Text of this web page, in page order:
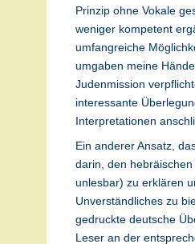
Prinzip ohne Vokale
weniger kompetent
umfangreiche
umgaben meine
Judenmission
interessante
Interpretationen
Ein anderer Ansatz,
darin, den
unlesbar) zu erklären
Unverständliches zu
gedruckte deutsche
Leser an der